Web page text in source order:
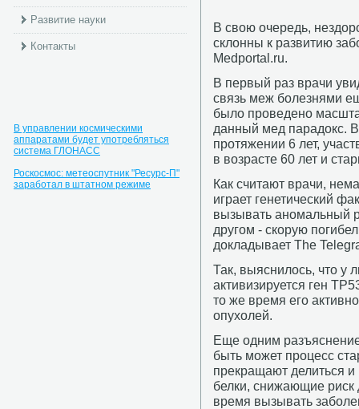
Развитие науки
Контакты
В управлении космическими
аппаратами будет употребляться
система ГЛОНАСС
Роскосмос: метеоспутник "Ресурс-П"
заработал в штатном режиме
В свою очередь,
склонны к развитию
Medportal.ru.
В первый раз врачи
связь меж болезнями
было проведено
данный мед парадокс.
протяжении 6 лет,
в возрасте 60 лет и
Как считают врачи,
играет генетический
вызывать аномальный
другом - скорую
докладывает The
Так, выяснилось, что у
активизируется ген
то же время его
опухолей.
Еще одним
быть может процесс
прекращают делиться
белки, снижающие
время вызывать